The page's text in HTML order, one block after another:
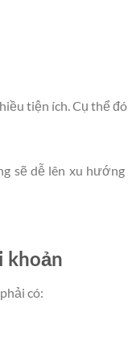
tiện ích. Cụ thể
sẽ dễ lên xu
khoản
có: